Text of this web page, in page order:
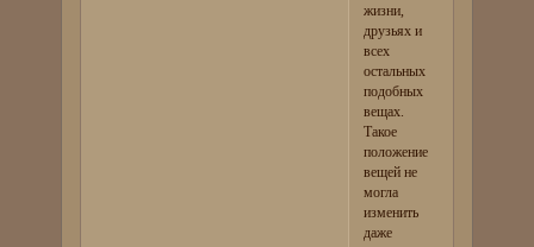
жизни,
друзьях и
всех
остальных
подобных
вещах.
Такое
положение
вещей не
могла
изменить
даже